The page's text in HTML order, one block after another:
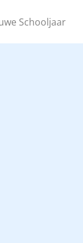
Schooljaar